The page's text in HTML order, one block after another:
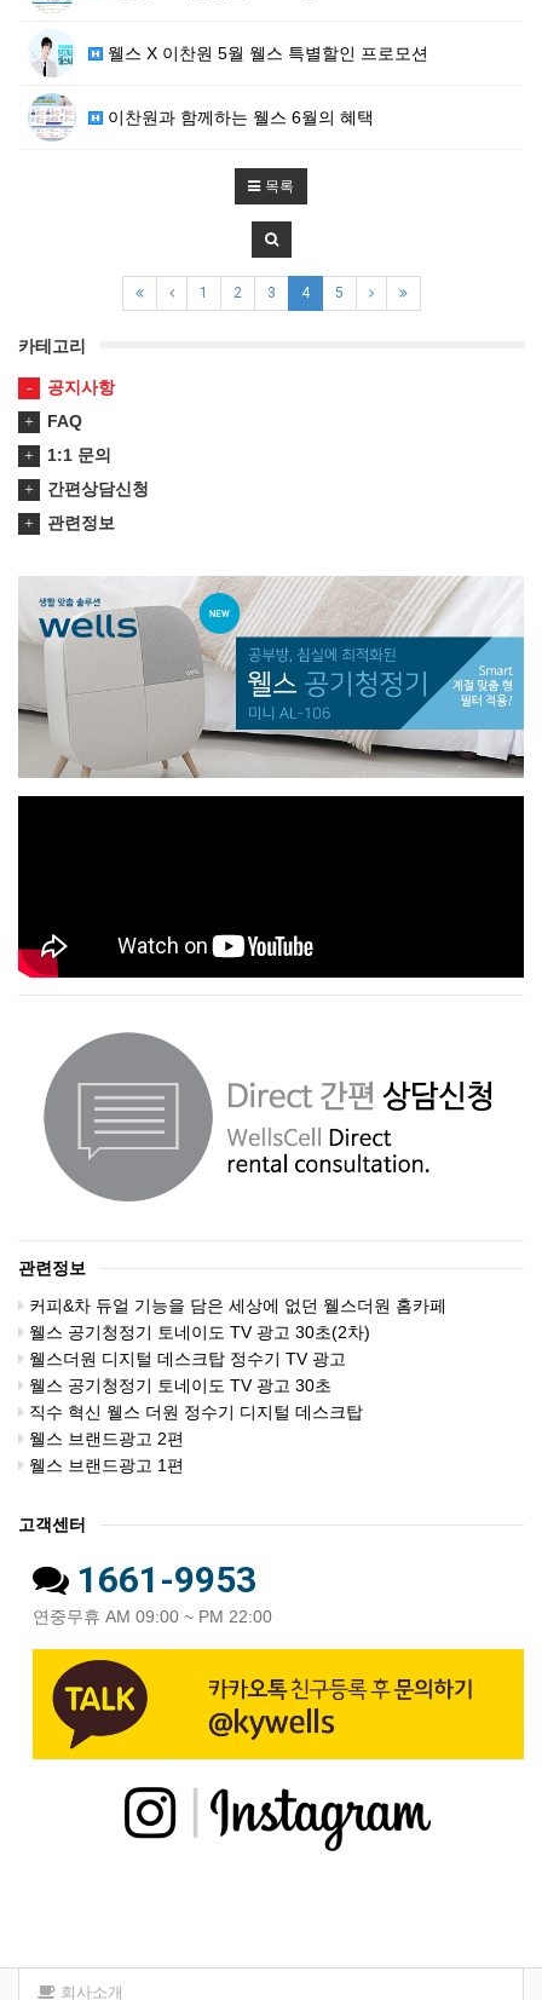
웰스 X 이찬원 5월 웰스 특별할인 프로모션
이찬원과 함께하는 웰스 6월의 혜택
목록
1 2 3 4 5
카테고리
공지사항
FAQ
1:1 문의
간편상담신청
관련정보
관련정보
커피&차 듀얼 기능을 담은 세상에 없던 웰스더원 홈카페
웰스 공기청정기 토네이도 TV 광고 30초(2차)
웰스더원 디지털 데스크탑 정수기 TV 광고
웰스 공기청정기 토네이도 TV 광고 30초
직수 혁신 웰스 더원 정수기 디지털 데스크탑
웰스 브랜드광고 2편
웰스 브랜드광고 1편
고객센터
1661-9953
연중무휴 AM 09:00 ~ PM 22:00
회사소개